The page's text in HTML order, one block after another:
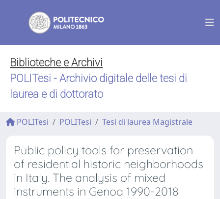
Biblioteche e Archivi
POLITesi - Archivio digitale delle tesi di
laurea e di dottorato
POLITesi POLITesi Tesi di laurea Magistrale
Public policy tools for preservation
of residential historic neighborhoods
in Italy. The analysis of mixed
instruments in Genoa 1990-2018